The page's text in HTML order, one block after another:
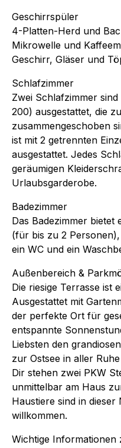
Geschirrspüler
4-Platten-Herd und
Mikrowelle und
Geschirr, Gläser und
Schlafzimmer
Zwei Schlafzimmer
200) ausgestattet, die
zusammengeschoben
ist mit 2 getrennten
ausgestattet. Jedes
geräumigen
Urlaubsgarderobe.
Badezimmer
Das Badezimmer bietet
(für bis zu 2
ein WC und ein
Außenbereich &
Die riesige Terrasse ist
Ausgestattet mit
der perfekte Ort für
entspannte
Liebsten den
zur Ostsee in aller
Dir stehen zwei PKW
unmittelbar am Haus
Haustiere sind in
willkommen.
Wichtige Informationen